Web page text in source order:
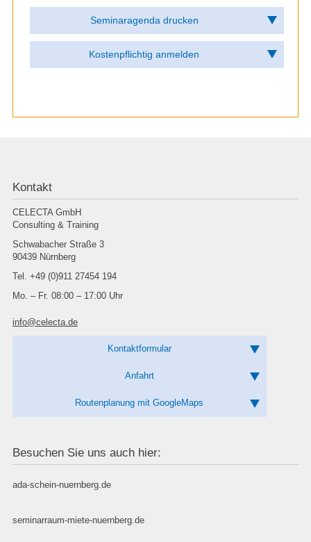
Kontakt
CELECTA GmbH
Consulting & Training
Schwabacher Straße 3
90439 Nürnberg
Tel. +49 (0)911 27454 194
Mo. – Fr. 08:00 – 17:00 Uhr
info@celecta.de
Kontaktformular
Anfahrt
Routenplanung mit GoogleMaps
Besuchen Sie uns auch hier:
ada-schein-nuernberg.de
seminarraum-miete-nuernberg.de